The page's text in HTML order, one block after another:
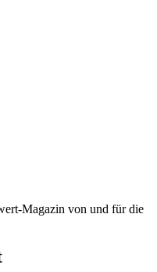
Magazin von und für die